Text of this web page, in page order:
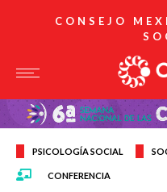
CONSEJO
PSICOLOGÍA SOCIAL
CONFERENCIA